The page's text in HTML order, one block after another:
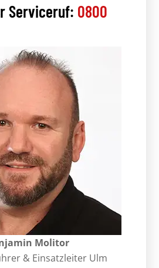
Serviceruf: 0800
Molitor
& Einsatzleiter Ulm